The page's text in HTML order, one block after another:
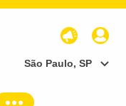
São Paulo, SP